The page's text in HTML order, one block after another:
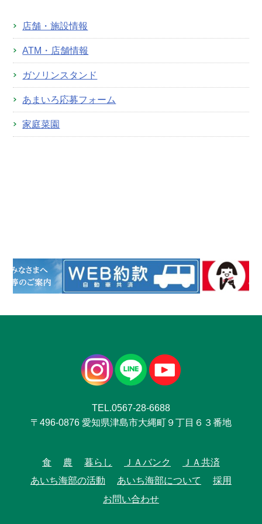
店舗・施設情報
ATM・店舗情報
ガソリンスタンド
あまいろ応募フォーム
家庭菜園
TEL.0567-28-6688
〒496-0876 愛知県津島市大縄町９丁目６３番地
食 農 暮らし ＪＡバンク
ＪＡ共済
あいち海部の活動
あいち海部について
採用
お問い合わせ